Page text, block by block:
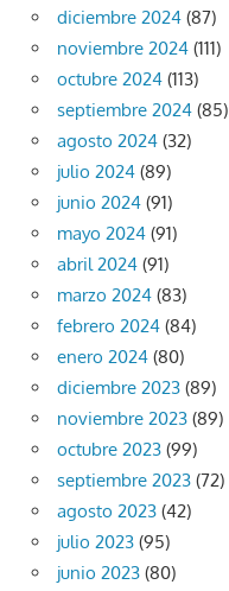
diciembre 2024 (87)
noviembre 2024 (111)
octubre 2024 (113)
septiembre 2024 (85)
agosto 2024 (32)
julio 2024 (89)
junio 2024 (91)
mayo 2024 (91)
abril 2024 (91)
marzo 2024 (83)
febrero 2024 (84)
enero 2024 (80)
diciembre 2023 (89)
noviembre 2023 (89)
octubre 2023 (99)
septiembre 2023 (72)
agosto 2023 (42)
julio 2023 (95)
junio 2023 (80)